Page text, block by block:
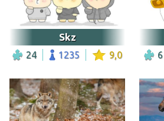
Skz
24 1235 9,0 6